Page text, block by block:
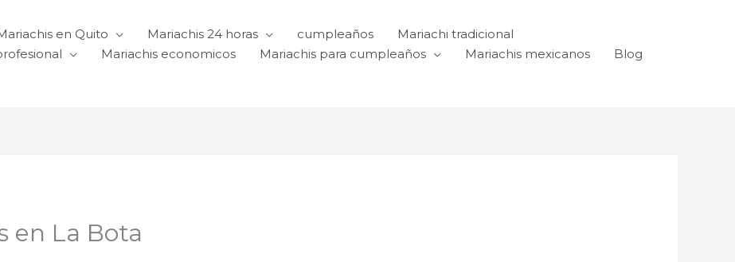
en Quito Mariachis 24 horas cumpleaños
Mariachi tradicional
Mariachis economicos Mariachis para cumpleaños Mariachis mexicanos
Blog
en La Bota